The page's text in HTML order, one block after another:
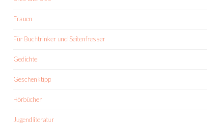
Frauen
Für Buchtrinker und Seitenfresser
Gedichte
Geschenktipp
Hörbücher
Jugendliteratur